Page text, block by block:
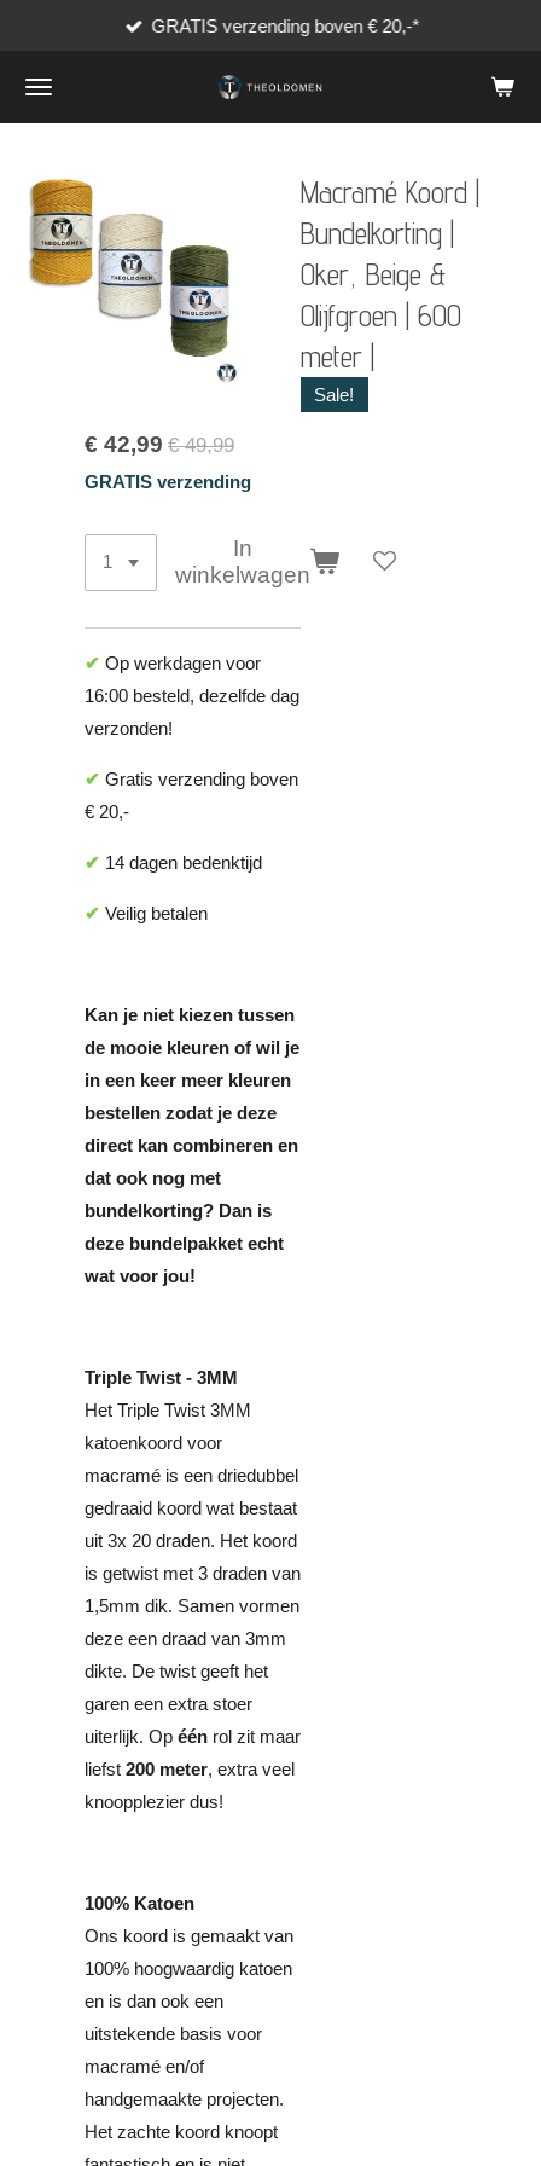
naar
de
GRATIS verzending boven € 20,-*
Macramé Koord |
Bundelkorting |
Oker, Beige &
Olijfgroen | 600
meter |
Sale!
€ 42,99 € 49,99
GRATIS verzending
In
winkelwagen
✔ Op werkdagen voor
16:00 besteld, dezelfde dag
verzonden!
✔ Gratis verzending boven
€ 20,-
✔ 14 dagen bedenktijd
✔ Veilig betalen
Kan je niet kiezen tussen
de mooie kleuren of wil je
in een keer meer kleuren
bestellen zodat je deze
direct kan combineren en
dat ook nog met
bundelkorting? Dan is
deze bundelpakket echt
wat voor jou!
Triple Twist - 3MM
Het Triple Twist 3MM
katoenkoord voor
macramé is een driedubbel
gedraaid koord wat bestaat
uit 3x 20 draden. Het koord
is getwist met 3 draden van
1,5mm dik. Samen vormen
deze een draad van 3mm
dikte. De twist geeft het
garen een extra stoer
uiterlijk. Op één rol zit maar
liefst 200 meter, extra veel
knoopplezier dus!
100% Katoen
Ons koord is gemaakt van
100% hoogwaardig katoen
en is dan ook een
uitstekende basis voor
macramé en/of
handgemaakte projecten.
Het zachte koord knoopt